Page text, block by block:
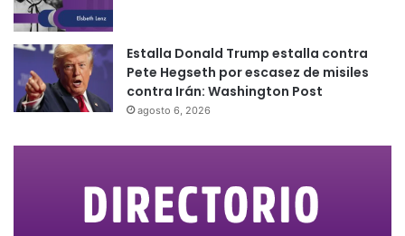
Estalla Donald Trump estalla contra
Pete Hegseth por escasez de misiles
contra Irán: Washington Post
agosto 6, 2026